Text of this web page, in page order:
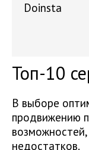
Doinsta
Топ-10
В выборе
продвижению
недостатков.